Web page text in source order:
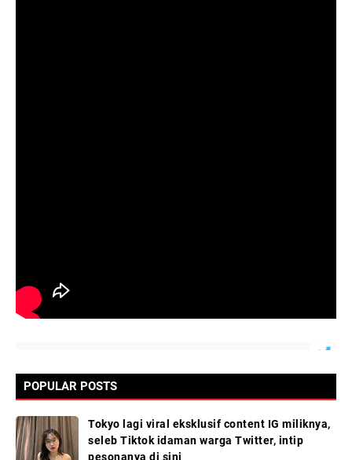
POPULAR POSTS
Tokyo lagi viral eksklusif content IG miliknya,
seleb Tiktok idaman warga Twitter, intip
pesonanya di sini